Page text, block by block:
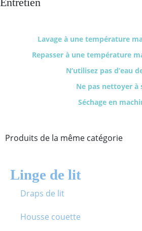
Lavage à une température
Repasser à une température
N’utilisez pas d’eau
Ne pas nettoyer à
Séchage en
Produits de la même catégorie
Linge de lit
Draps de lit
Housse couette